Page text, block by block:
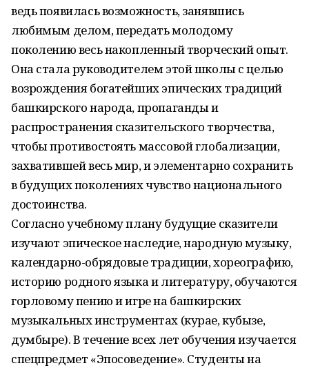
ведь появилась возможность, занявшись
любимым делом, передать молодому
поколению весь накопленный творческий опыт.
Она стала руководителем этой школы с целью
возрождения богатейших эпических традиций
башкирского народа, пропаганды и
распространения сказительского творчества,
чтобы противостоять массовой глобализации,
захватившей весь мир, и элементарно сохранить
в будущих поколениях чувство национального
достоинства.
Согласно учебному плану будущие сказители
изучают эпическое наследие, народную музыку,
календарно-обрядовые традиции, хореографию,
историю родного языка и литературу, обучаются
горловому пению и игре на башкирских
музыкальных инструментах (курае, кубызе,
думбыре). В течение всех лет обучения изучается
спецпредмет «Эпосоведение». Студенты на